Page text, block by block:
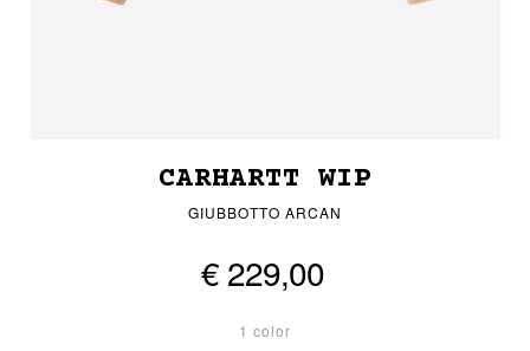
CARHARTT WIP
GIUBBOTTO ARCAN
€ 229,00
1 color